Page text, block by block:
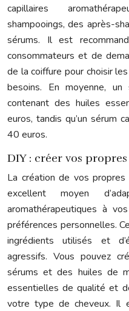
capillaires
shampooings, des après-
sérums. Il est
consommateurs et de
de la coiffure pour choisir
besoins. En moyenne,
contenant des huiles
euros, tandis qu’un sérum
40 euros.
DIY : créer vos
La création de vos
excellent moyen
aromathérapeutiques à
préférences personnelles.
ingrédients utilisés et
agressifs. Vous pouvez
sérums et des huiles de
essentielles de qualité et
votre type de cheveux. Il